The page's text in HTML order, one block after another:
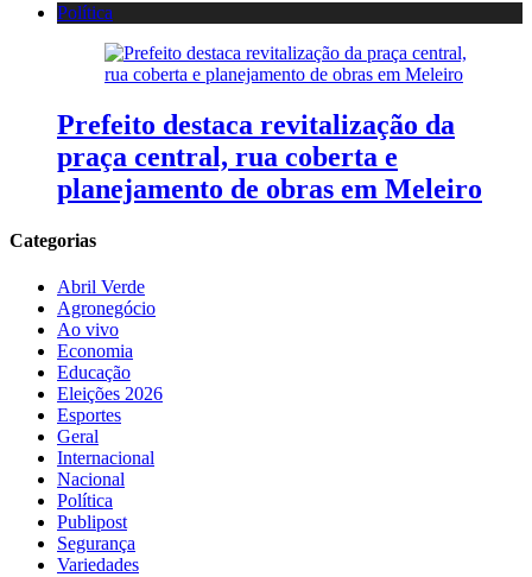
Política
Prefeito destaca revitalização da
praça central, rua coberta e
planejamento de obras em Meleiro
Categorias
Abril Verde
Agronegócio
Ao vivo
Economia
Educação
Eleições 2026
Esportes
Geral
Internacional
Nacional
Política
Publipost
Segurança
Variedades